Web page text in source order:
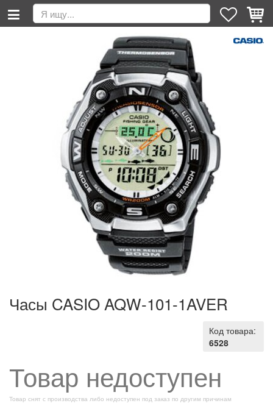
Часы CASIO AQW-101-1AVER
Код товара:
6528
Товар недоступен
Товар снят с производства либо недоступен под заказ по другим причинам